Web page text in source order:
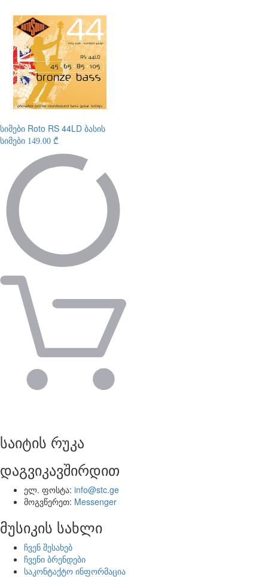
სიმები Roto RS 44LD ბასის
სიმები 149.00 ₾
საიტის რუკა
დაგვიკავშირდით
ელ. ფოსტა: info@stc.ge
მოგვწერეთ: Messenger
მუსიკის სახლი
ჩვენ შესახებ
ჩვენი ბრენდები
საკონტაქტო ინფორმაცია